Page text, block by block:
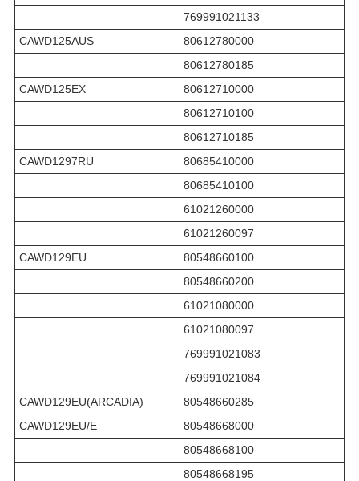
769991021133
CAWD125AUS
80612780000
80612780185
CAWD125EX
80612710000
80612710100
80612710185
CAWD1297RU
80685410000
80685410100
61021260000
61021260097
CAWD129EU
80548660100
80548660200
61021080000
61021080097
769991021083
769991021084
CAWD129EU(ARCADIA)
80548660285
CAWD129EU/E
80548668000
80548668100
80548668195